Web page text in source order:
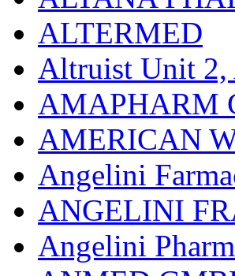
ALTERMED
Altruist Unit 2,
AMAPHARM
AMERICAN
Angelini
ANGELINI
Angelini